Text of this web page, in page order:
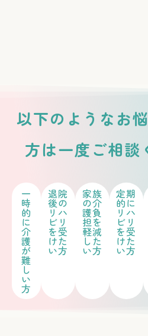
以下のようなお
方は一度ご相談
一
時
的
に
介
護
が
難
し
い
方
退院
後の
リハ
ビリ
を受
けた
い方
家族
の介
護負
担を
軽減
した
い方
定期
的に
リハ
ビリ
を受
けた
い方